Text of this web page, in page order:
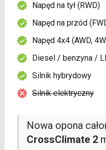
Nowa opona
CrossClimate 2
Napęd na tył (RWD)
Napęd na przód
Napęd 4x4 (AWD,
Diesel / benzyna /
Silnik hybrydowy
Silnik elektryczny